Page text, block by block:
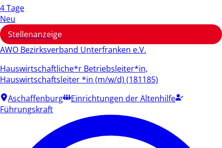
4 Tage
Neu
Stellenanzeige
AWO Bezirksverband Unterfranken e.V.
Hauswirtschaftliche*r Betriebsleiter*in,
Hauswirtschaftsleiter *in (m/w/d) (181185)
Aschaffenburg
Einrichtungen der Altenhilfe
Führungskraft